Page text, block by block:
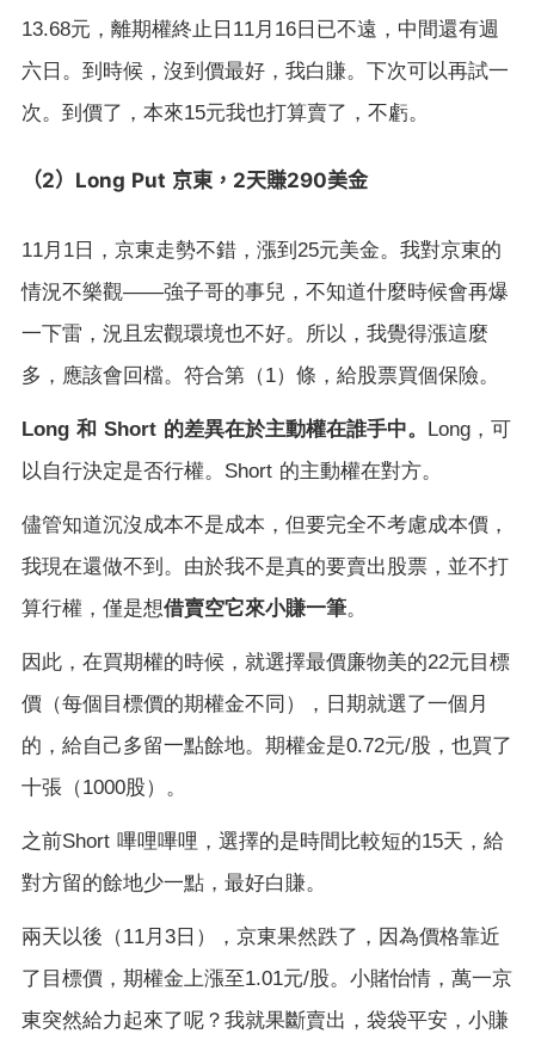
13.68元，離期權終止日 11月 16 日已不遠，中間還有週
六日。到時候，沒到價最好，我白賺。下次可以再試一
次。到價了，本來15元我也打算賣了，不虧。
（2） Long Put 京東， 2天賺290美金
11月 1 日，京東走勢不錯，漲到 25元美金。我對京東的
情況不樂觀——強子哥的事兒，不知道什麼時候會再爆
一下雷，況且宏觀環境也不好。所以，我覺得漲這麼
多，應該會回檔。符合第（1）條，給股票買個保險。
Long 和 Short 的差異在於主動權在誰手中。 Long ，可
以自行決定是否行權。 Short 的主動權在對方。
儘管知道沉沒成本不是成本，但要完全不考慮成本價，
我現在還做不到。由於我不是真的要賣出股票，並不打
算行權，僅是想借賣空它來小賺一筆。
因此，在買期權的時候，就選擇最價廉物美的22元目標
價（每個目標價的期權金不同），日期就選了一個月
的，給自己多留一點餘地。期權金是0.72元/股，也買了
十張（1000股）。
之前Short 嗶哩嗶哩，選擇的是時間比較短的15天，給
對方留的餘地少一點，最好白賺。
兩天以後（11月 3 日），京東果然跌了，因為價格靠近
了目標價，期權金上漲至1.01元/股。小賭怡情，萬一京
東突然給力起來了呢？我就果斷賣出，袋袋平安，小賺